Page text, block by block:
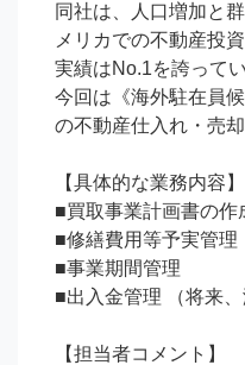
同社は、人口増加と
メリカでの不動産投
実績はNo.1を誇ってい
今回は《海外駐在員
の不動産仕入れ・売
【具体的な業務内容】
■買取事業計画書の作
■修繕費用等予実管理
■事業期間管理
■出入金管理 （将来
【担当者コメント】